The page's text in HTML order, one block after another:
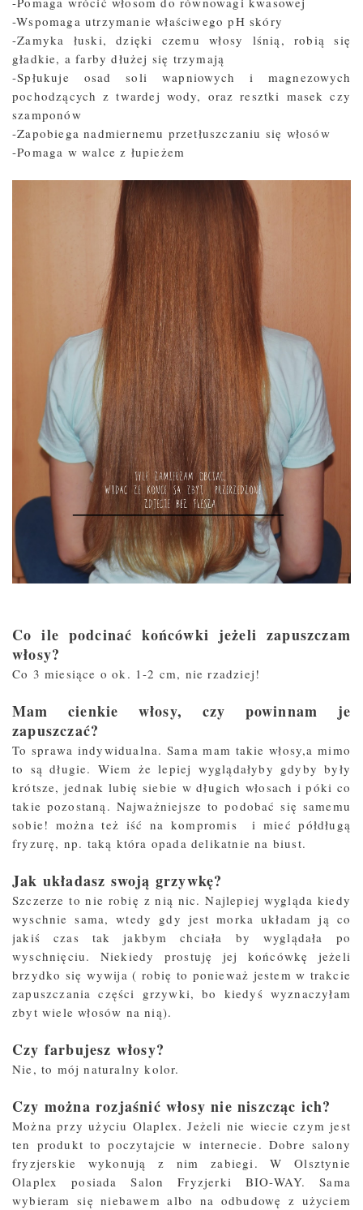
-Wspomaga utrzymanie właściwego pH skóry
-Zamyka łuski, dzięki czemu włosy lśnią, robią się
gładkie, a farby dłużej się trzymają
-Spłukuje osad soli wapniowych i magnezowych
pochodzących z twardej wody, oraz resztki masek czy
szamponów
-Zapobiega nadmiernemu przetłuszczaniu się włosów
-Pomaga w walce z łupieżem
Co ile podcinać końcówki jeżeli zapuszczam
włosy?
Co 3 miesiące o ok. 1-2 cm, nie rzadziej!
Mam cienkie włosy, czy powinnam je
zapuszczać?
To sprawa indywidualna. Sama mam takie włosy,a mimo
to są długie. Wiem że lepiej wyglądałyby gdyby były
krótsze, jednak lubię siebie w długich włosach i póki co
takie pozostaną. Najważniejsze to podobać się samemu
sobie! można też iść na kompromis i mieć półdługą
fryzurę, np. taką która opada delikatnie na biust.
Jak układasz swoją grzywkę?
Szczerze to nie robię z nią nic. Najlepiej wygląda kiedy
wyschnie sama, wtedy gdy jest morka układam ją co
jakiś czas tak jakbym chciała by wyglądała po
wyschnięciu. Niekiedy prostuję jej końcówkę jeżeli
brzydko się wywija ( robię to ponieważ jestem w trakcie
zapuszczania części grzywki, bo kiedyś wyznaczyłam
zbyt wiele włosów na nią).
Czy farbujesz włosy?
Nie, to mój naturalny kolor.
Czy można rozjaśnić włosy nie niszcząc ich?
Można przy użyciu Olaplex. Jeżeli nie wiecie czym jest
ten produkt to poczytajcie w internecie. Dobre salony
fryzjerskie wykonują z nim zabiegi. W Olsztynie
Olaplex posiada Salon Fryzjerki BIO-WAY. Sama
wybieram się niebawem albo na odbudowę z użyciem